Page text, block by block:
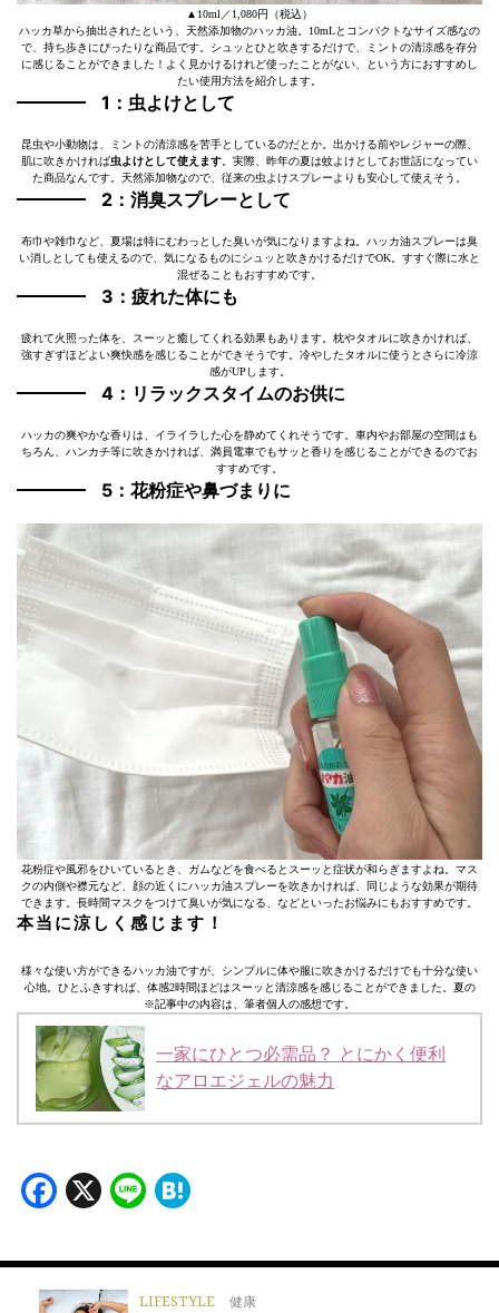
▲10ml／1,080円（税込）
ハッカ草から抽出されたという、天然添加物のハッカ油。10mLとコンパクトなサイズ感なの
で、持ち歩きにぴったりな商品です。シュッとひと吹きするだけで、ミントの清涼感を存分
に感じることができました！よく見かけるけれど使ったことがない、という方におすすめし
たい使用方法を紹介します。
1：虫よけとして
昆虫や小動物は、ミントの清涼感を苦手としているのだとか。出かける前やレジャーの際、
肌に吹きかければ虫よけとして使えます 。実際、昨年の夏は蚊よけとしてお世話になってい
た商品なんです。天然添加物なので、従来の虫よけスプレーよりも安心して使えそう。
2：消臭スプレーとして
布巾や雑巾など、夏場は特にむわっとした臭いが気になりますよね。ハッカ油スプレーは臭
い消しとしても使えるので、気になるものにシュッと吹きかけるだけでOK。すすぐ際に水と
混ぜることもおすすめです。
3：疲れた体にも
疲れて火照った体を、スーッと癒してくれる効果もあります。枕やタオルに吹きかければ、
強すぎずほどよい爽快感を感じることができそうです。冷やしたタオルに使うとさらに冷涼
感がUPします。
4：リラックスタイムのお供に
ハッカの爽やかな香りは、イライラした心を静めてくれそうです。車内やお部屋の空間はも
ちろん、ハンカチ等に吹きかければ、満員電車でもサッと香りを感じることができるのでお
すすめです。
5：花粉症や鼻づまりに
花粉症や風邪をひいているとき、ガムなどを食べるとスーッと症状が和らぎますよね。マス
クの内側や襟元など、顔の近くにハッカ油スプレーを吹きかければ、同じような効果が期待
できます。長時間マスクをつけて臭いが気になる、などといったお悩みにもおすすめです。
本当に涼しく感じます！
様々な使い方ができるハッカ油ですが、シンプルに体や服に吹きかけるだけでも十分な使い
心地。ひとふきすれば、体感2時間ほどはスーッと清涼感を感じることができました。夏の
※記事中の内容は、筆者個人の感想です。
一家にひとつ必需品？ とにかく便利
なアロエジェルの魅力
Facebook
X Line
LIFESTYLE 健康